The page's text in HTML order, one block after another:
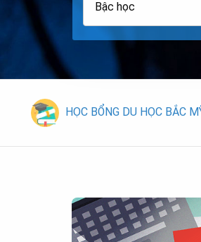
HỌC BỔNG DU HỌC BẮC